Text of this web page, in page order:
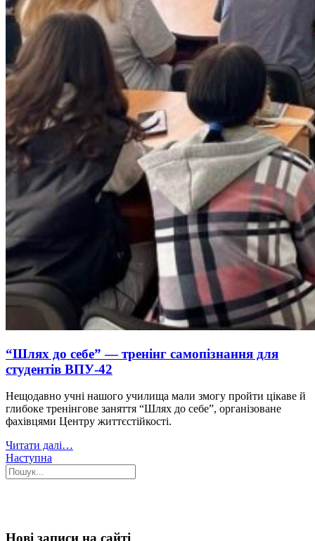
“Шлях до себе” — тренінг самопізнання для
студентів ВПУ-42
Нещодавно учні нашого училища мали змогу пройти цікаве й
глибоке тренінгове заняття “Шлях до себе”, організоване
фахівцями Центру життєстійкості.
Читати далі…
Наступна
Нові записи на сайті